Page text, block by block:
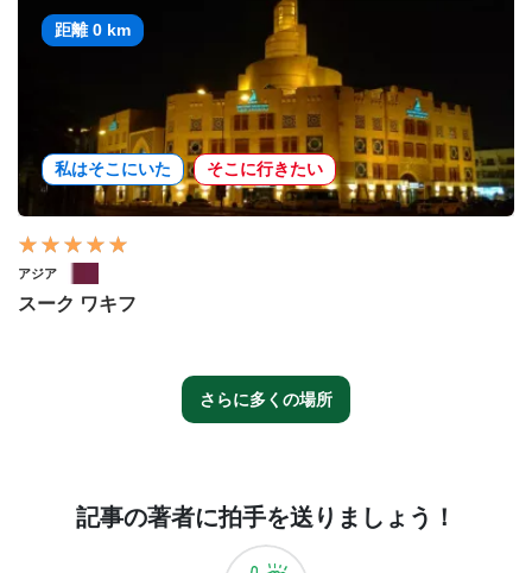
距離 0 km
私はそこにいた そこに行きたい
アジア
スーク ワキフ
さらに多くの場所
記事の著者に拍手を送りましょう！